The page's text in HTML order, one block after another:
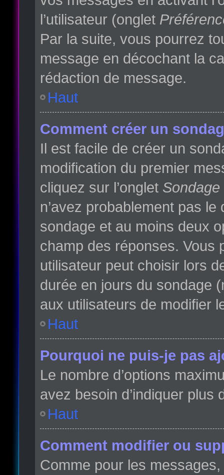
l’utilisateur (onglet
Par la suite, vous pourrez
message en décochant la
rédaction de message.
Haut
Comment créer un
Il est facile de créer un
modification du premier
cliquez sur l’onglet Sondage
n’avez probablement pas
sondage et au moins deux
champ des réponses. Vous
utilisateur peut choisir lors
durée en jours du sondage
aux utilisateurs de modifier
Haut
Pourquoi ne puis-je pas
Le nombre d’options
avez besoin d’indiquer plus
Haut
Comment modifier ou
Comme pour les